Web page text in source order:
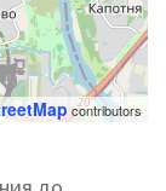
contributors